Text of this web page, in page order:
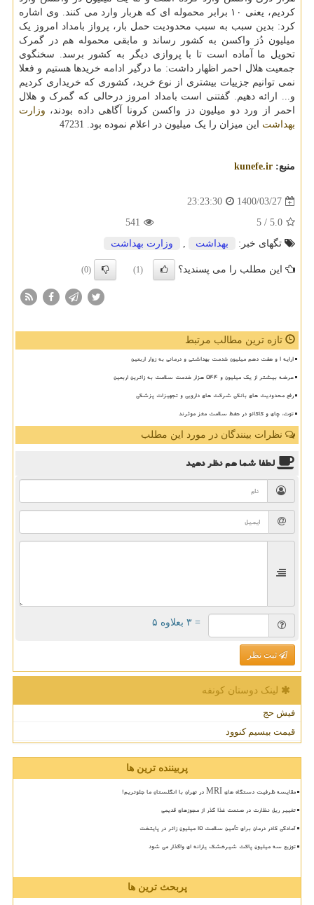
کردیم، یعنی ۱۰ برابر محموله ای که هربار وارد می کنند. وی اشاره
کرد: بدین سبب به سبب محدودیت حمل بار، پرواز بامداد امروز یک
میلیون دُز واکسن به کشور رساند و مابقی محموله هم در گمرک
تحویل ما آماده است تا با پروازی دیگر به کشور برسد. سخنگوی
جمعیت هلال احمر اظهار داشت: ما درگیر ادامه خریدها هستیم و فعلا
نمی توانیم جزییات بیشتری از نوع خرید، کشوری که خریداری کردیم
و... ارائه دهیم. گفتنی است بامداد امروز درحالی که گمرک و هلال
احمر از ورد دو میلیون دز واکسن کرونا آگاهی داده بودند، وزارت
بهداشت این میزان را یک میلیون در اعلام نموده بود. 47231
منبع: kunefe.ir
1400/03/27
23:23:30
5.0
/ 5
541
تگهای خبر:
بهداشت , وزارت بهداشت
این مطلب را می پسندید؟ (1)
(0)
تازه ترین مطالب مرتبط
ارایه ۱ و هفت دهم میلیون خدمت بهداشتی و درمانی به زوار اربعین
عرضه بیشتر از یک میلیون و ۵۴۴ هزار خدمت سلامت به زائرین اربعین
رفع محدودیت های بانکی شرکت های دارویی و تجهیزات پزشکی
توت، چای و کاکائو در حفظ سلامت مغز موثرند
نظرات بینندگان در مورد این مطلب
لطفا شما همنظر دهید
= ۳ بعلاوه ۵
ثبت نظر
لینک دوستان كونفه
فیش حج
قیمت بیسیم کنوود
پربیننده ترین ها
مقایسه ظرفیت دستگاه های MRI در تهران با انگلستان ما جلوتریم!
تغییر ریل نظارت در صنعت غذا گذر از مجوزهای قدیمی
آمادگی کادر درمان برای تأمین سلامت 15 میلیون زائر در پایتخت
توزیع سه میلیون پاکت شیرخشک یارانه ای واگذار می شود
پربحث ترین ها